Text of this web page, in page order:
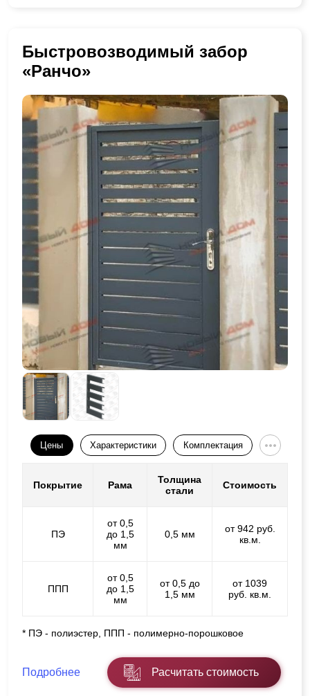
Быстровозводимый забор
«Ранчо»
Цены Характеристики Комплектация
Покрытие Рама
Толщина
стали
Стоимость
ПЭ
от 0,5
до 1,5
мм
0,5 мм
от 942 руб.
кв.м.
ППП
от 0,5
до 1,5
мм
от 0,5 до
1,5 мм
от 1039
руб. кв.м.
* ПЭ - полиэстер, ППП - полимерно-порошковое
Подробнее Расчитать стоимость